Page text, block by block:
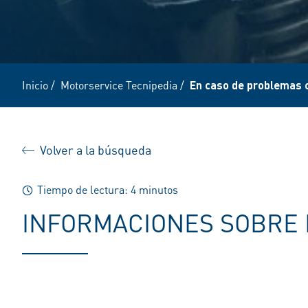
Inicio/ Motorservice Tecnipedia / En caso de
Volver a la búsqueda
Tiempo de lectura: 4 minutos
INFORMACIONES